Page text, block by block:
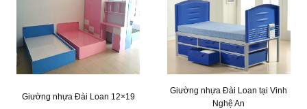
Giường nhựa Đài Loan 12×19
Giường nhựa Đài Loan tại Vinh
Nghệ An